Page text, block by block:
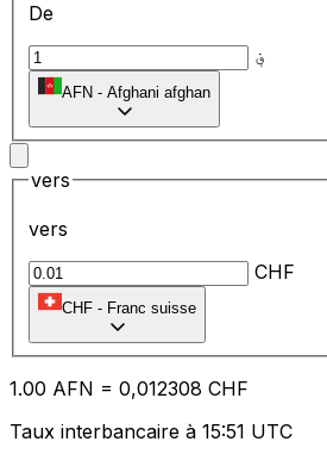
De
؋
AFN - Afghani afghan
vers
vers
CHF
CHF - Franc suisse
1.00 AFN = 0,012308 CHF
Taux interbancaire à 15:51 UTC